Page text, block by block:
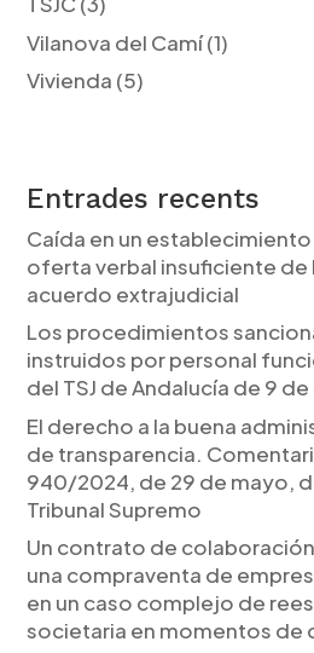
Vilanova del Camí(1)
Vivienda (5)
Entrades recents
Caída en un
oferta verbal insuficiente de
acuerdo extrajudicial
Los procedimientos
instruidos por personal
del TSJ de Andalucía de 9
El derecho a la buena
de transparencia.
940/2024, de 29 de mayo,
Tribunal Supremo
Un contrato de
una compraventa de
en un caso complejo de
societaria en momentos de